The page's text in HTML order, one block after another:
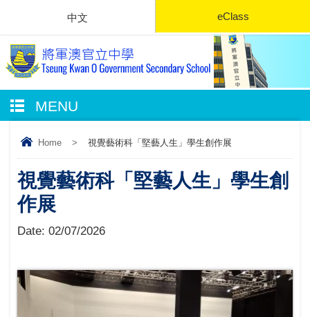
中文 eClass
MENU
Home > 視覺藝術科「堅藝人生」學生創作展
視覺藝術科「堅藝人生」學生創
作展
Date: 02/07/2026